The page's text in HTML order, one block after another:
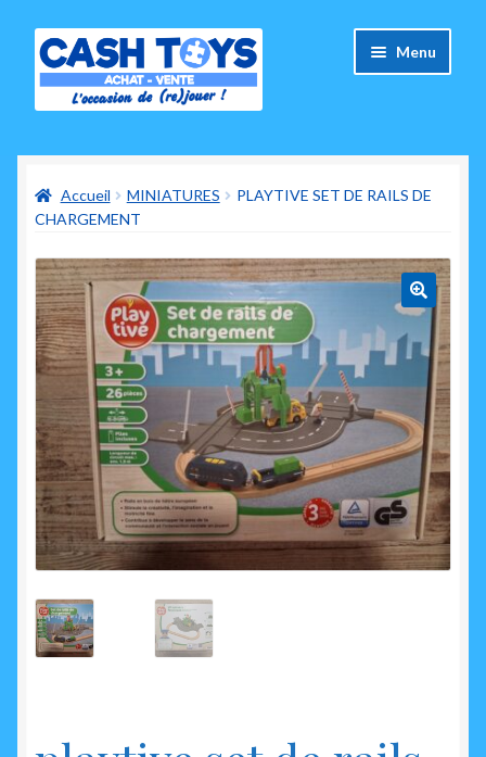
Aller
à
Aller
au
contenu
Menu
Carte Cadeau
Panier
Mes commandes
Mon compte
A propos de nous
Ouvrir
le
menu
enfant
Accueil MINIATURES
PLAYTIVE SET DE RAILS DE
CHARGEMENT
🔍